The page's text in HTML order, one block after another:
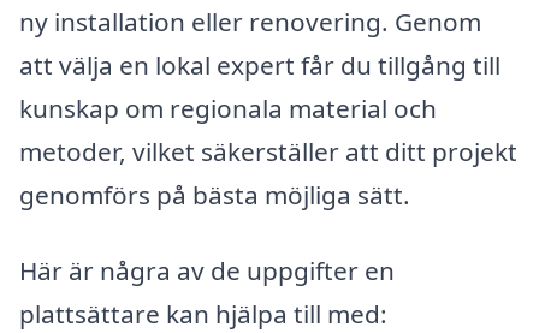
ny installation eller renovering. Genom
att välja en lokal expert får du tillgång till
kunskap om regionala material och
metoder, vilket säkerställer att ditt projekt
genomförs på bästa möjliga sätt.
Här är några av de uppgifter en
plattsättare kan hjälpa till med: